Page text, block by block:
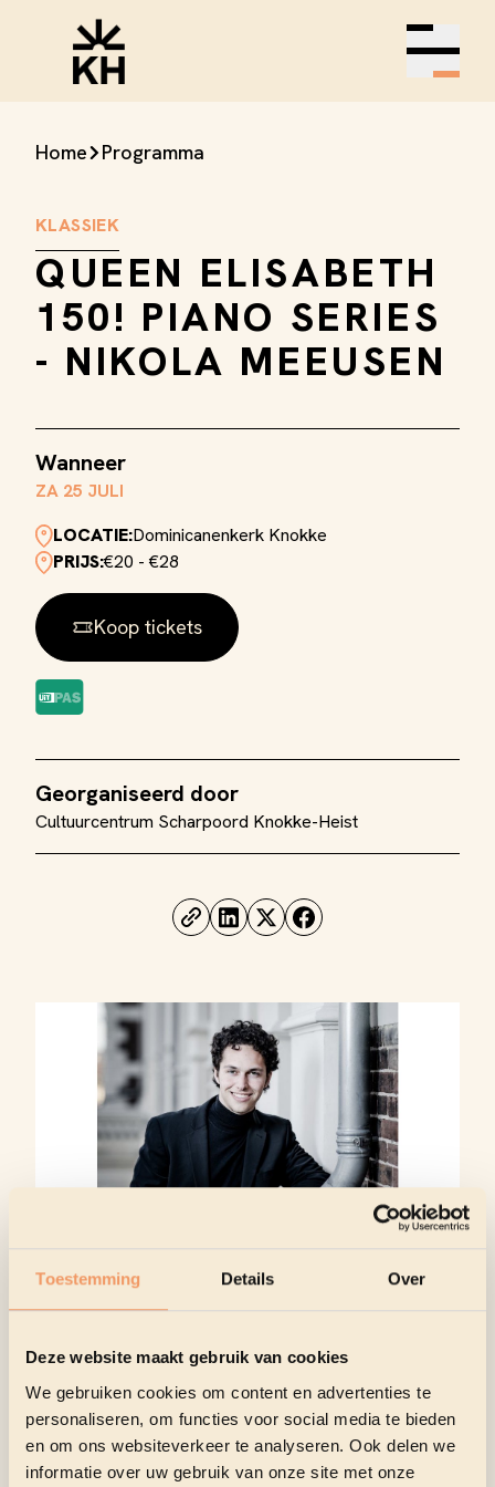
Toestemming Details Over
Deze website maakt gebruik van cookies
We gebruiken cookies om content en advertenties te
personaliseren, om functies voor social media te bieden
en om ons websiteverkeer te analyseren. Ook delen we
informatie over uw gebruik van onze site met onze
Open
Home Programma
KLASSIEK
QUEEN ELISABETH
150! PIANO SERIES
- NIKOLA MEEUSEN
Wanneer
ZA 25 JULI
LOCATIE:Dominicanenkerk Knokke
PRIJS:€20 - €28
Koop tickets
Georganiseerd door
Cultuurcentrum Scharpoord Knokke-Heist
Als kersvers 1ste laureaat van de Koningin
Elisabethwedstrijd opent Nikola Meeuwsen het festival
met een programma dat grenzen aftast en verbeelding
prikkelt. Van Beethovens monumentale Hammerklavier
caleidoscopische fantasie van Schumann: een
spanningsboog vol contrast en karakter.